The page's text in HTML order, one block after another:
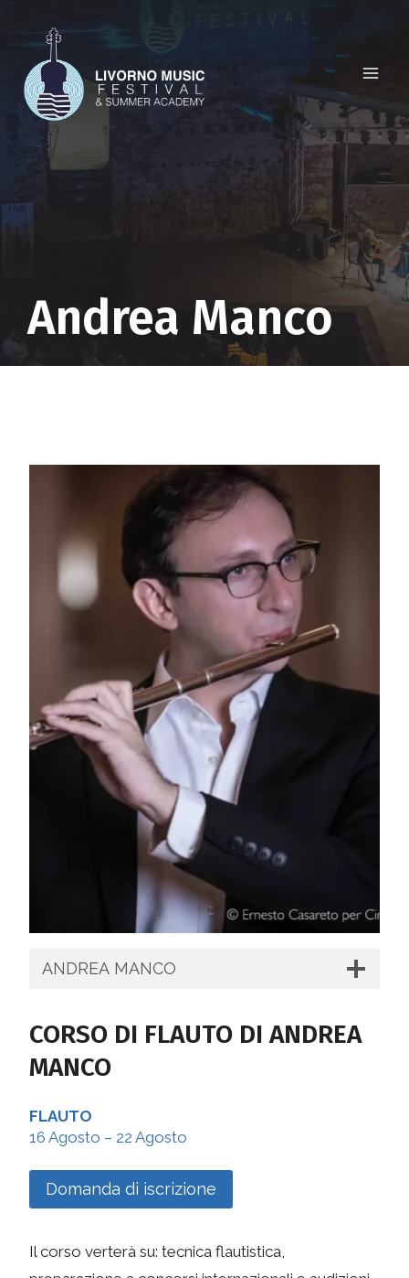
contenuto
Andrea Manco
ANDREA MANCO
CORSO DI FLAUTO DI ANDREA
MANCO
FLAUTO
16 Agosto – 22 Agosto
Domanda di iscrizione
Il corso verterà su: tecnica flautistica,